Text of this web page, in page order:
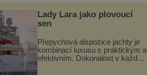
Lady Lara jako plovoucí
sen
Přepychová dispozice jachty je
kombinací luxusu s praktickým a
efektivním. Dokonalost v každém